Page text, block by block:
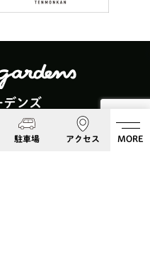
駐車場 アクセス MORE
デンズ
児島市呉服町６−５